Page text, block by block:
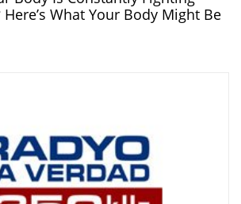
What Your Body Might Be